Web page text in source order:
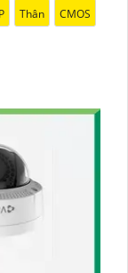
Thân CMOS